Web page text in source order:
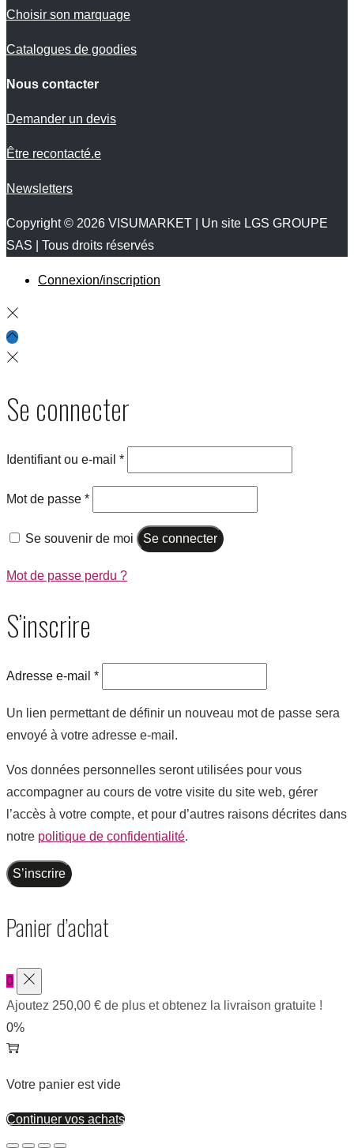
Choisir son marquage
Catalogues de goodies
Nous contacter
Demander un devis
Être recontacté.e
Newsletters
Copyright © 2026 VISUMARKET | Un site LGS GROUPE
SAS | Tous droits réservés
Connexion/inscription
Se connecter
Identifiant ou e-mail *
Mot de passe *
Se souvenir de moi Se connecter
Mot de passe perdu ?
S’inscrire
Adresse e-mail *
Un lien permettant de définir un nouveau mot de passe sera
envoyé à votre adresse e-mail.
Vos données personnelles seront utilisées pour vous
accompagner au cours de votre visite du site web, gérer
l’accès à votre compte, et pour d’autres raisons décrites dans
notre politique de confidentialité.
S’inscrire
Panier d’achat
0
Ajoutez 250,00 € de plus et obtenez la livraison gratuite !
0%
Votre panier est vide
Continuer vos achats